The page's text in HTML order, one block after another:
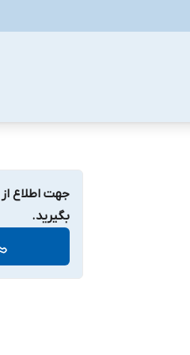
جهت اطلاع
بگیرید.